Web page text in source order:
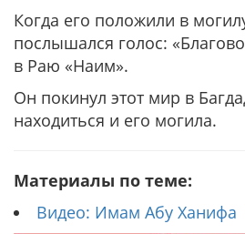
Когда его положили в
послышался голос:
в Раю «Наим».
Он покинул этот мир в
находиться и его могила.
Материалы по теме:
Видео: Имам Абу Ханифа